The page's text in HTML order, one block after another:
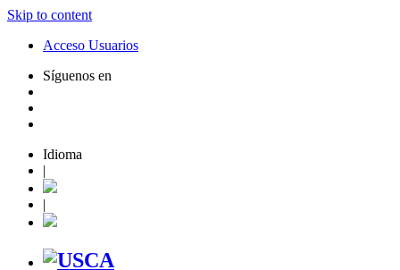
Skip to content
Acceso Usuarios
Síguenos en
Idioma
|
|